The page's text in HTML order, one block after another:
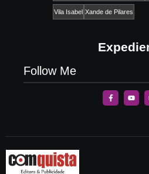
Vila Isabel Xande de Pilares
Follow Me